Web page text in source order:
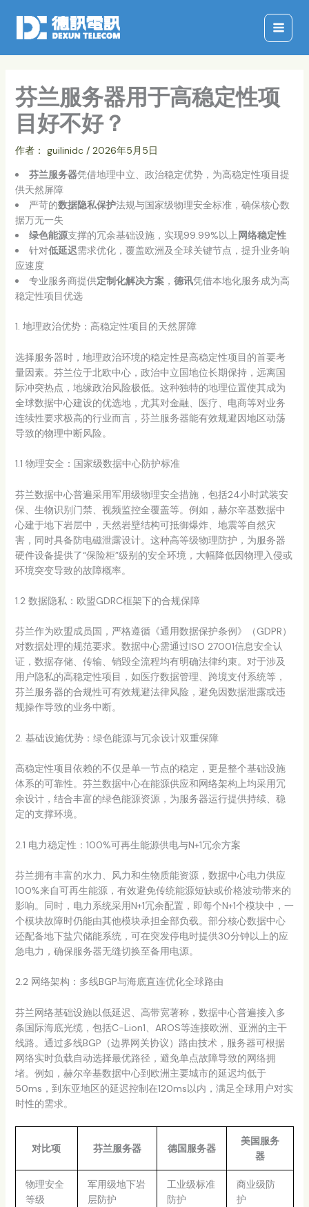
容
芬兰服务器用于高稳定性项
目好不好？
作者： guilinidc / 2026年5月5日
芬兰服务器凭借地理中立、政治稳定优势，为高稳定性项目提
供天然屏障
严苛的数据隐私保护法规与国家级物理安全标准，确保核心数
据万无一失
绿色能源支撑的冗余基础设施，实现99.99%以上网络稳定性
针对低延迟需求优化，覆盖欧洲及全球关键节点，提升业务响
应速度
专业服务商提供定制化解决方案， 德讯凭借本地化服务成为高
稳定性项目优选
1. 地理政治优势：高稳定性项目的天然屏障
选择服务器时，地理政治环境的稳定性是高稳定性项目的首要考
量因素。芬兰位于北欧中心，政治中立国地位长期保持，远离国
际冲突热点，地缘政治风险极低。这种独特的地理位置使其成为
全球数据中心建设的优选地，尤其对金融、医疗、电商等对业务
连续性要求极高的行业而言，芬兰服务器能有效规避因地区动荡
导致的物理中断风险。
1.1 物理安全：国家级数据中心防护标准
芬兰数据中心普遍采用军用级物理安全措施，包括24小时武装安
保、生物识别门禁、视频监控全覆盖等。例如，赫尔辛基数据中
心建于地下岩层中，天然岩壁结构可抵御爆炸、地震等自然灾
害，同时具备防电磁泄露设计。这种高等级物理防护，为服务器
硬件设备提供了“保险柜”级别的安全环境，大幅降低因物理入侵或
环境突变导致的故障概率。
1.2 数据隐私：欧盟GDRC框架下的合规保障
芬兰作为欧盟成员国，严格遵循《通用数据保护条例》（GDPR）
对数据处理的规范要求。数据中心需通过ISO 27001信息安全认
证，数据存储、传输、销毁全流程均有明确法律约束。对于涉及
用户隐私的高稳定性项目，如医疗数据管理、跨境支付系统等，
芬兰服务器的合规性可有效规避法律风险，避免因数据泄露或违
规操作导致的业务中断。
2. 基础设施优势：绿色能源与冗余设计双重保障
高稳定性项目依赖的不仅是单一节点的稳定，更是整个基础设施
体系的可靠性。芬兰数据中心在能源供应和网络架构上均采用冗
余设计，结合丰富的绿色能源资源，为服务器运行提供持续、稳
定的支撑环境。
2.1 电力稳定性：100%可再生能源供电与N+1冗余方案
芬兰拥有丰富的水力、风力和生物质能资源，数据中心电力供应
100%来自可再生能源，有效避免传统能源短缺或价格波动带来的
影响。同时，电力系统采用N+1冗余配置，即每个N+1个模块中，一
个模块故障时仍能由其他模块承担全部负载。部分核心数据中心
还配备地下盐穴储能系统，可在突发停电时提供30分钟以上的应
急电力，确保服务器无缝切换至备用电源。
2.2 网络架构：多线BGP与海底直连优化全球路由
芬兰网络基础设施以低延迟、高带宽著称，数据中心普遍接入多
条国际海底光缆，包括C-Lion1、AROS等连接欧洲、亚洲的主干
线路。通过多线BGP（边界网关协议）路由技术，服务器可根据
网络实时负载自动选择最优路径，避免单点故障导致的网络拥
堵。例如，赫尔辛基数据中心到欧洲主要城市的延迟均低于
50ms，到东亚地区的延迟控制在120ms以内，满足全球用户对实
时性的需求。
对比项 芬兰服务器 德国服务器
美国服务
器
物理安全
等级
军用级地下岩
层防护
工业级标准
防护
商业级防
护